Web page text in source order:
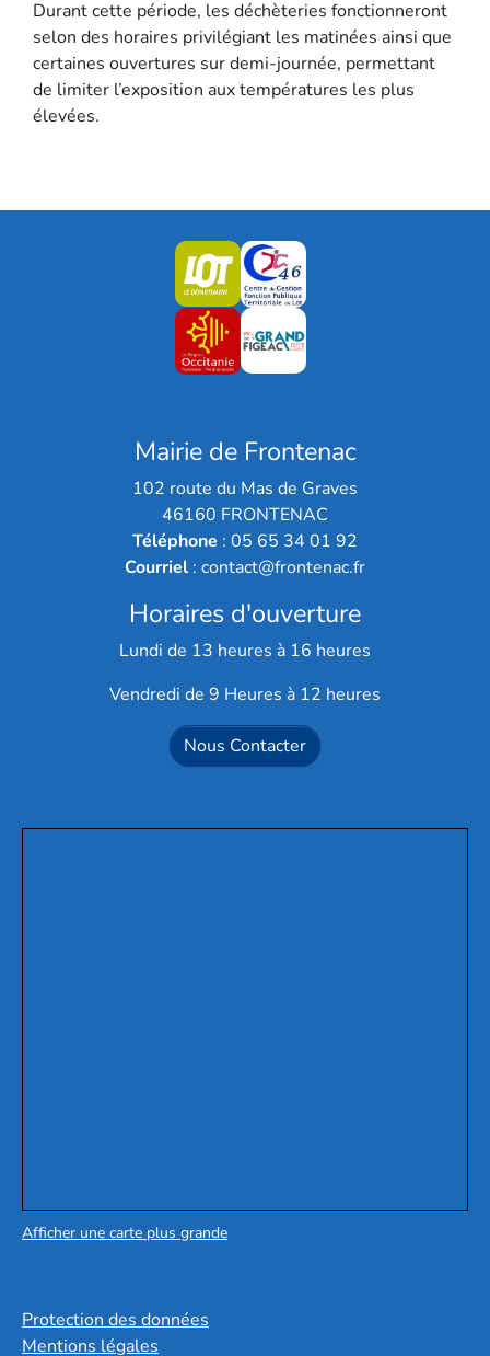
Durant cette période, les déchèteries fonctionneront
selon des horaires privilégiant les matinées ainsi que
certaines ouvertures sur demi-journée, permettant
de limiter l’exposition aux températures les plus
élevées.
Mairie de Frontenac
102 route du Mas de Graves
46160 FRONTENAC
Téléphone : 05 65 34 01 92
Courriel : contact@frontenac.fr
Horaires d'ouverture
Lundi de 13 heures à 16 heures
Vendredi de 9 Heures à 12 heures
Nous Contacter
Afficher une carte plus grande
Protection des données
Mentions légales